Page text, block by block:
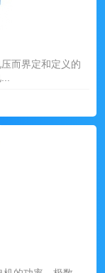
而界定和定义的